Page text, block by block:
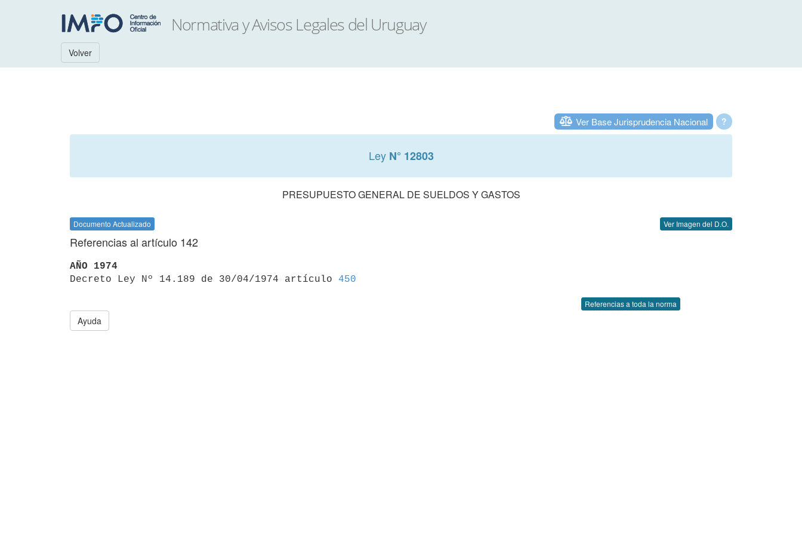
Volver
?
Ver Base Jurisprudencia Nacional
Ley N° 12803
PRESUPUESTO GENERAL DE SUELDOS Y GASTOS
Documento Actualizado Ver Imagen del D.O.
Referencias al artículo 142
AÑO 1974
Decreto Ley Nº 14.189 de 30/04/1974 artículo 450
Referencias a toda la norma
Ayuda